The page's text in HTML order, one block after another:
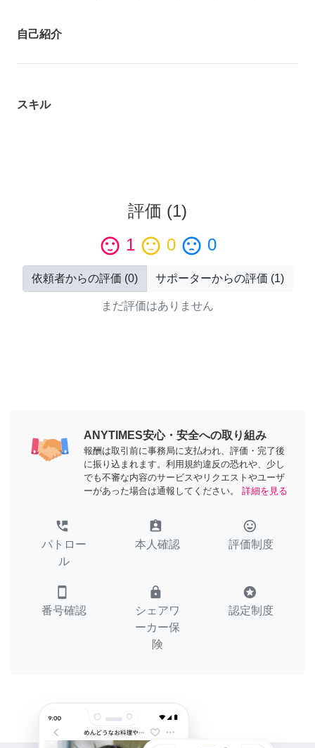
自己紹介
スキル
評価 (1)
sentiment_satisfied 1 sentiment_neutral 0 sentiment_dissatisfied 0
依頼者からの評価 (0) サポーターからの評価 (1)
まだ評価はありません
ANYTIMES安心・安全への取り組み
報酬は取引前に事務局に支払われ、評価・完了後
に振り込まれます。利用規約違反の恐れや、少し
でも不審な内容のサービスやリクエストやユーザ
ーがあった場合は通報してください。
詳細を見る
perm_phone_msg
パトロー
ル
assignment_ind
本人確認
tag_faces
評価制度
smartphone
番号確認
lock
シェアワ
ーカー保
険
stars
認定制度